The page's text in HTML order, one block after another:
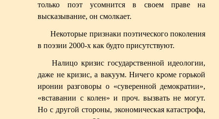
только поэт усомнится в своем праве на
высказывание, он смолкает.
Некоторые признаки поэтического поколения
в поэзии 2000-х как будто присутствуют.
Налицо кризис государственной идеологии,
даже не кризис, а вакуум. Ничего кроме горькой
иронии разговоры о «суверенной демократии»,
«вставании с колен» и проч. вызвать не могут.
Но с другой стороны, экономическая катастрофа,